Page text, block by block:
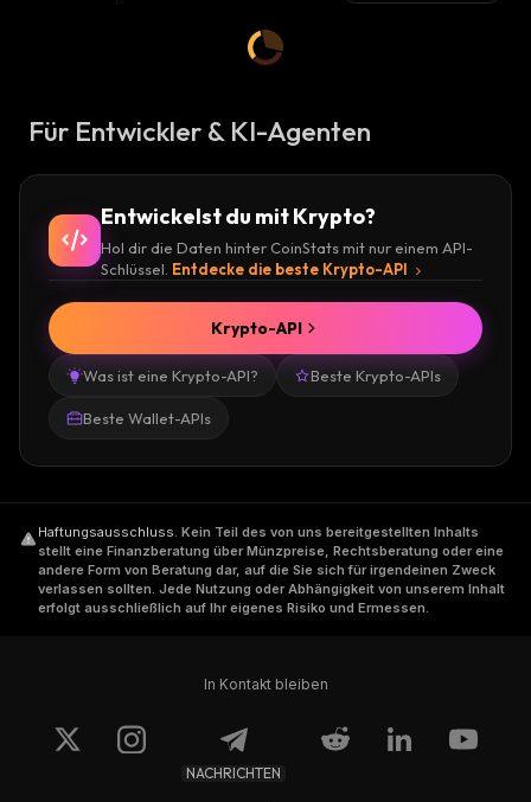
Für Entwickler & KI-Agenten
Entwickelst du mit Krypto?
Hol dir die Daten hinter CoinStats mit nur einem API-
Schlüssel. Entdecke die beste Krypto-API
Was ist eine Krypto-API? Beste Krypto-APIs
Beste Wallet-APIs
Krypto-API
Haftungsausschluss. Kein Teil des von uns bereitgestellten Inhalts
stellt eine Finanzberatung über Münzpreise, Rechtsberatung oder eine
andere Form von Beratung dar, auf die Sie sich für irgendeinen Zweck
verlassen sollten. Jede Nutzung oder Abhängigkeit von unserem Inhalt
erfolgt ausschließlich auf Ihr eigenes Risiko und Ermessen.
In Kontakt bleiben
NACHRICHTEN